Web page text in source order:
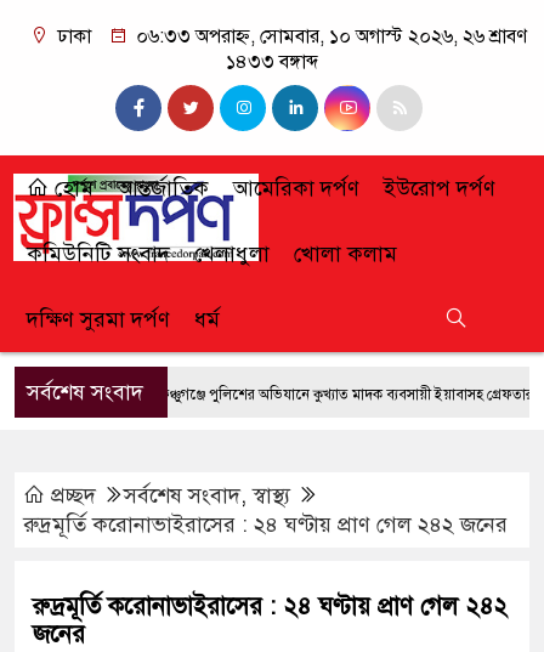
ঢাকা
০৬:৩৩ অপরাহ্ন, সোমবার, ১০ অগাস্ট ২০২৬, ২৬ শ্রাবণ
১৪৩৩ বঙ্গাব্দ
হোম আন্তর্জাতিক আমেরিকা দর্পণ ইউরোপ দর্পণ
কমিউনিটি সংবাদ খেলাধুলা খোলা কলাম
দক্ষিণ সুরমা দর্পণ ধর্ম
সর্বশেষ সংবাদফেঞ্চুগঞ্জে পুলিশের অভিযানে কুখ্যাত মাদক ব্যবসায়ী ইয়াবাসহ গ্রেফতার
প্রচ্ছদ সর্বশেষ সংবাদ,স্বাস্থ্য
রুদ্রমূর্তি করোনাভাইরাসের : ২৪ ঘণ্টায় প্রাণ গেল ২৪২ জনের
রুদ্রমূর্তি করোনাভাইরাসের : ২৪ ঘণ্টায় প্রাণ গেল ২৪২
জনের